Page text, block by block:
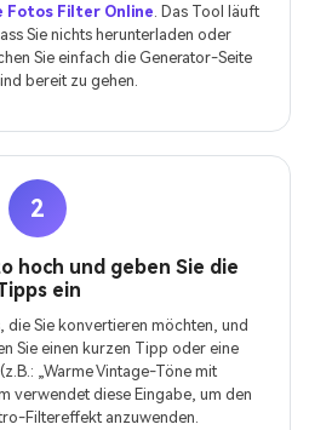
Fotos Filter Online . Das Tool läuft
Sie nichts herunterladen oder
Sie einfach die Generator-Seite
bereit zu gehen.
2
hoch und geben Sie die
ein
die Sie konvertieren möchten, und
Sie einen kurzen Tipp oder eine
„Warme Vintage-Töne mit
verwendet diese Eingabe, um den
Filtereffekt anzuwenden.